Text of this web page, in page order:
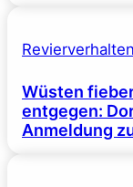
Revierverhalten
Wüsten
entgegen:
Anmeldung